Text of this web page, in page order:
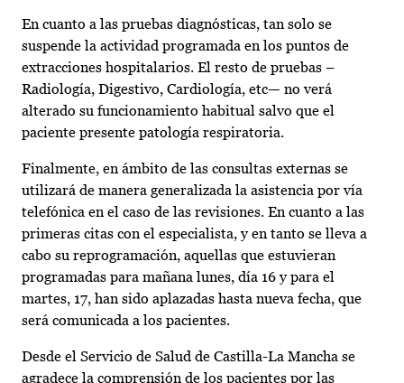
En cuanto a las pruebas diagnósticas, tan solo se
suspende la actividad programada en los puntos de
extracciones hospitalarios. El resto de pruebas –
Radiología, Digestivo, Cardiología, etc— no verá
alterado su funcionamiento habitual salvo que el
paciente presente patología respiratoria.
Finalmente, en ámbito de las consultas externas se
utilizará de manera generalizada la asistencia por vía
telefónica en el caso de las revisiones. En cuanto a las
primeras citas con el especialista, y en tanto se lleva a
cabo su reprogramación, aquellas que estuvieran
programadas para mañana lunes, día 16 y para el
martes, 17, han sido aplazadas hasta nueva fecha, que
será comunicada a los pacientes.
Desde el Servicio de Salud de Castilla-La Mancha se
agradece la comprensión de los pacientes por las